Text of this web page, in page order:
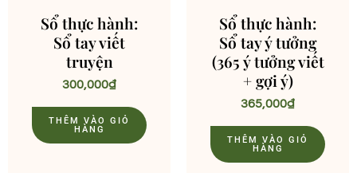
Sổ thực hành:
Sổ tay viết
truyện
300,000₫
THÊM VÀO GIỎ
HÀNG
Sổ thực hành:
Sổ tay ý tưởng
(365 ý tưởng viết
+ gợi ý)
365,000₫
THÊM VÀO GIỎ
HÀNG